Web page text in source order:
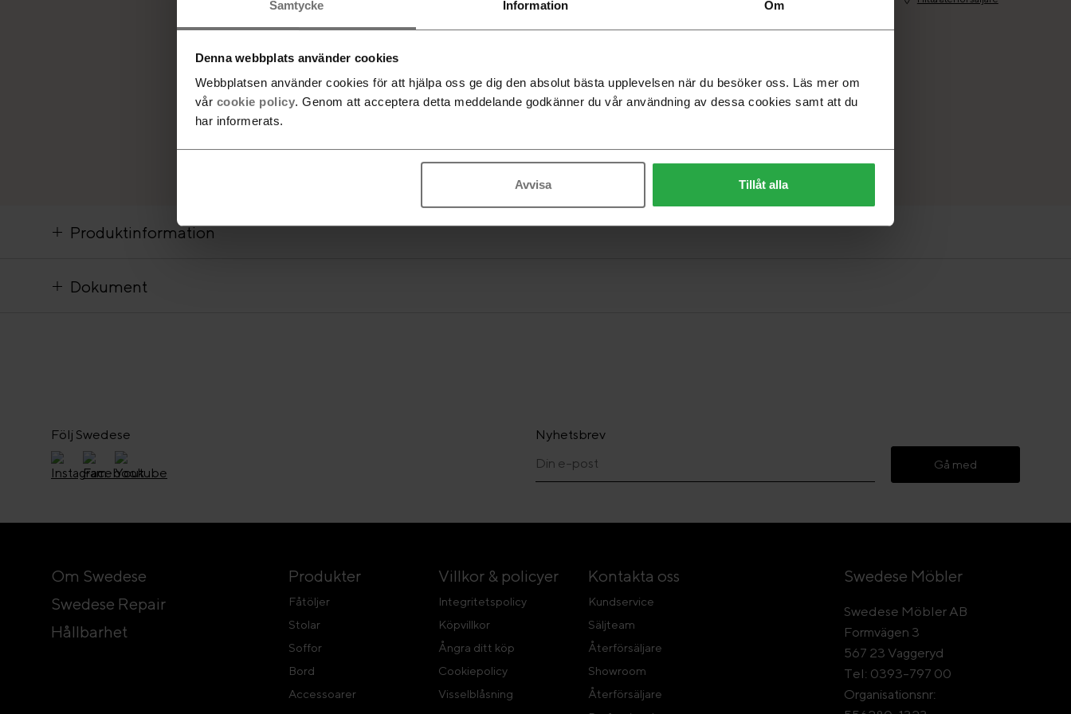
Samtycke Information Om
Denna webbplats använder cookies
Webbplatsen använder cookies för att hjälpa oss ge dig den absolut bästa upplevelsen när du besöker oss. Läs mer om
vår cookie policy. Genom att acceptera detta meddelande godkänner du vår användning av dessa cookies samt att du
har informerats.
Avvisa Tillåt alla
Produktinformation
Dokument
Följ Swedese Nyhetsbrev
Gå med
Om Swedese
Swedese Repair
Hållbarhet
Produkter
Fåtöljer
Stolar
Soffor
Bord
Accessoarer
Villkor & policyer
Integritetspolicy
Köpvillkor
Ångra ditt köp
Cookiepolicy
Visselblåsning
Kontakta oss
Kundservice
Säljteam
Återförsäljare
Showroom
Återförsäljare
Swedese Möbler
Swedese Möbler AB
Formvägen 3
567 23 Vaggeryd
Tel: 0393-797 00
Organisationsnr: